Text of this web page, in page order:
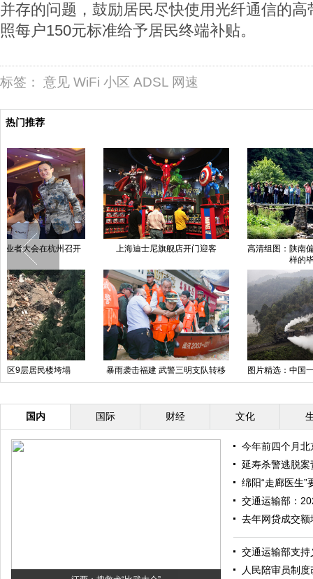
并存的问题，鼓励居民尽快使用光纤通信的
照每户150元标准给予居民终端补贴。
标签： 意见 WiFi 小区 ADSL 网速
热门推荐
广西全州遇强降雨袭击 路面损毁
图片精选：四川村民深山挖“重楼”
“
青岛一连锁酒店发生液化气爆炸 “总理咖啡”走红受追捧
国内 国际 财经 文化
今年前四个月
延寿杀警逃脱
绵阳“走廊医生”
交通运输部：
去年网贷成交
交通运输部支
人民陪审员制